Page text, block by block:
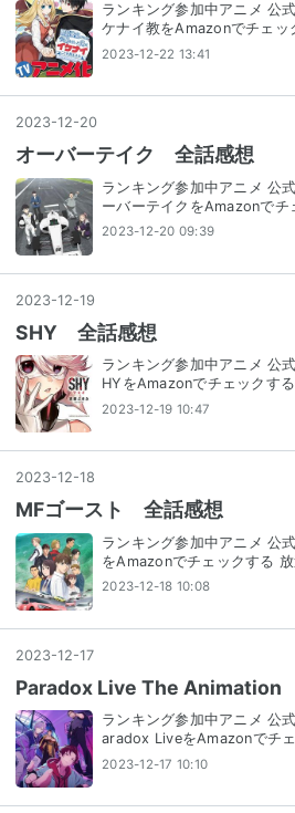
ランキング参加中アニメ 公
ケナイ教をAmazonでチェッ
2023-12-22 13:41
2023-12-20
オーバーテイク 全話感想
ランキング参加中アニメ 公
ーバーテイクをAmazonでチ
2023-12-20 09:39
2023-12-19
SHY 全話感想
ランキング参加中アニメ 公
HYをAmazonでチェックす
2023-12-19 10:47
2023-12-18
MFゴースト 全話感想
ランキング参加中アニメ 公
をAmazonでチェックする
2023-12-18 10:08
2023-12-17
Paradox Live The Animation
ランキング参加中アニメ 公
aradox LiveをAmazonでチ
2023-12-17 10:10